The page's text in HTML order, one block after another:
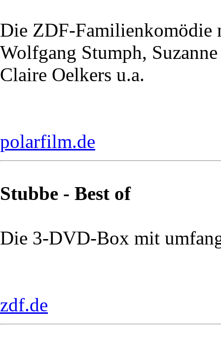
Die ZDF-Familienkomödie
Wolfgang Stumph,
Claire Oelkers u.a.
polarfilm.de
Stubbe - Best of
Die 3-DVD-Box mit
zdf.de